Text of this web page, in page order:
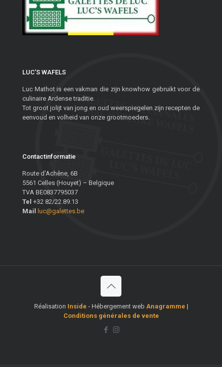
LUC’S WAFELS
Luc Mathot is een vakman die zijn knowhow gebruikt voor de
culinaire Ardense traditie.
Tot groot jolijt van jong en oud weerspiegelen zijn recepten de
eenvoud en volheid van onze grootmoeders.
Contactinformatie
Route d’Achêne, 6B
5561 Celles (Houyet) – Belgique
TVA BE0837795037
Tel +32 82/22.89.13
Mail
luc@galettes.be
Réalisation Inside - Hébergement web Anagramme |
Conditions générales de vente